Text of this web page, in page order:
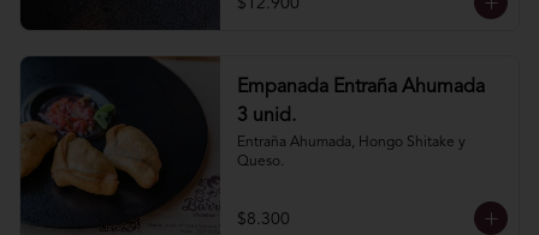
$12.900
Empanada Entraña Ahumada
3 unid.
Entraña Ahumada, Hongo Shitake y
Queso.
$8.300